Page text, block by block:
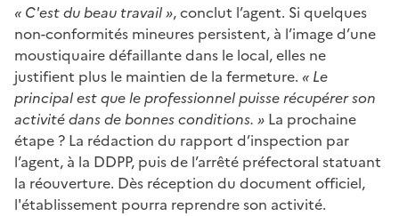
« C'est du beau travail », conclut l’agent. Si quelques
non-conformités mineures persistent, à l’image d’une
moustiquaire défaillante dans le local, elles ne
justifient plus le maintien de la fermeture. « Le
principal est que le professionnel puisse récupérer son
activité dans de bonnes conditions. » La prochaine
étape ? La rédaction du rapport d’inspection par
l’agent, à la DDPP, puis de l’arrêté préfectoral statuant
la réouverture. Dès réception du document officiel,
l'établissement pourra reprendre son activité.